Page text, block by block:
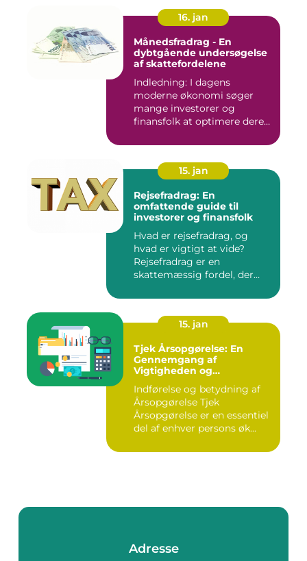
16. jan
Månedsfradrag - En
dybtgående undersøgelse
af skattefordelene
Indledning: I dagens
moderne økonomi søger
mange investorer og
finansfolk at optimere deres
15. jan
Rejsefradrag: En
omfattende guide til
investorer og finansfolk
Hvad er rejsefradrag, og
hvad er vigtigt at vide?
Rejsefradrag er en
skattemæssig fordel, der
15. jan
Tjek Årsopgørelse: En
Gennemgang af
Vigtigheden og
Indførelse og betydning af
Årsopgørelse Tjek
Årsopgørelse er en essentiel
del af enhver persons øk...
Adresse